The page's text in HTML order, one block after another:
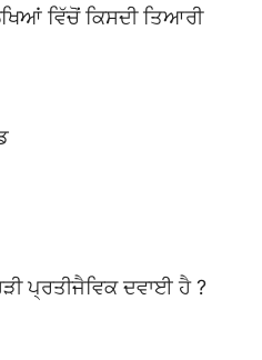
ਵਿੱਚੋਂ ਕਿਸਦੀ ਤਿਆਰੀ
ਪ੍ਰਤੀਜੈਵਿਕ ਦਵਾਈ ਹੈ ?